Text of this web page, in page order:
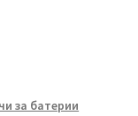
за батерии